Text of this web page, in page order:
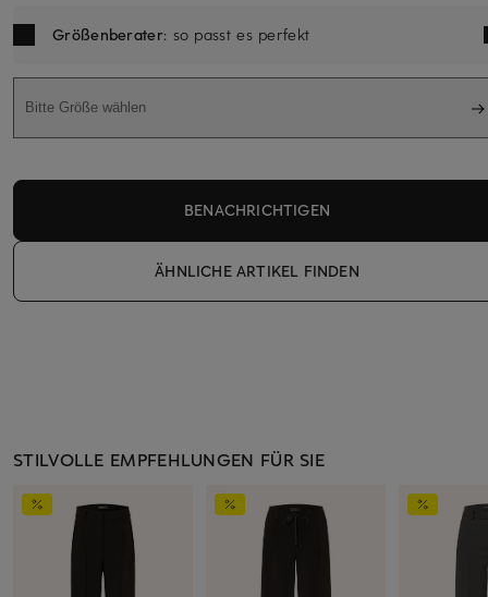
Größenberater: so passt es perfekt
Bitte Größe wählen
BENACHRICHTIGEN
ÄHNLICHE ARTIKEL FINDEN
STILVOLLE EMPFEHLUNGEN FÜR SIE